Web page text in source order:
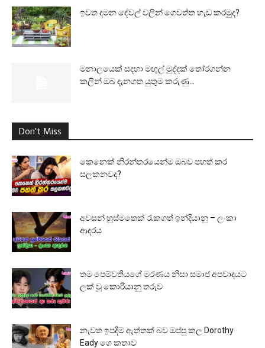
ඉවත දමන දේවල් වලින් ගෙවත්ත හැඩ කරමුද?
මනාලයෙක් සදහා මඟුල් මුද්දක් තෝරගන්න
කලින් ඔබ දැනගත යුතුම කරුණු...
Don't Miss
කෙනෙක් නිරන්තරයෙන්ම ඔබව පහත් කර
සලකනවද?
අවසන් හුස්මතෙක් රැකගත් ඉන්දියානු – ලංකා
ආදරය
තම පෙම්වතියගේ මරණය නිසා සමාජ අපවාදයට
ලක් වූ කොරියානු තරුව
නැවත ඉපදීම ඇත්තක් බව ඔප්පු කල Dorothy
Eady ගෙ කතාව